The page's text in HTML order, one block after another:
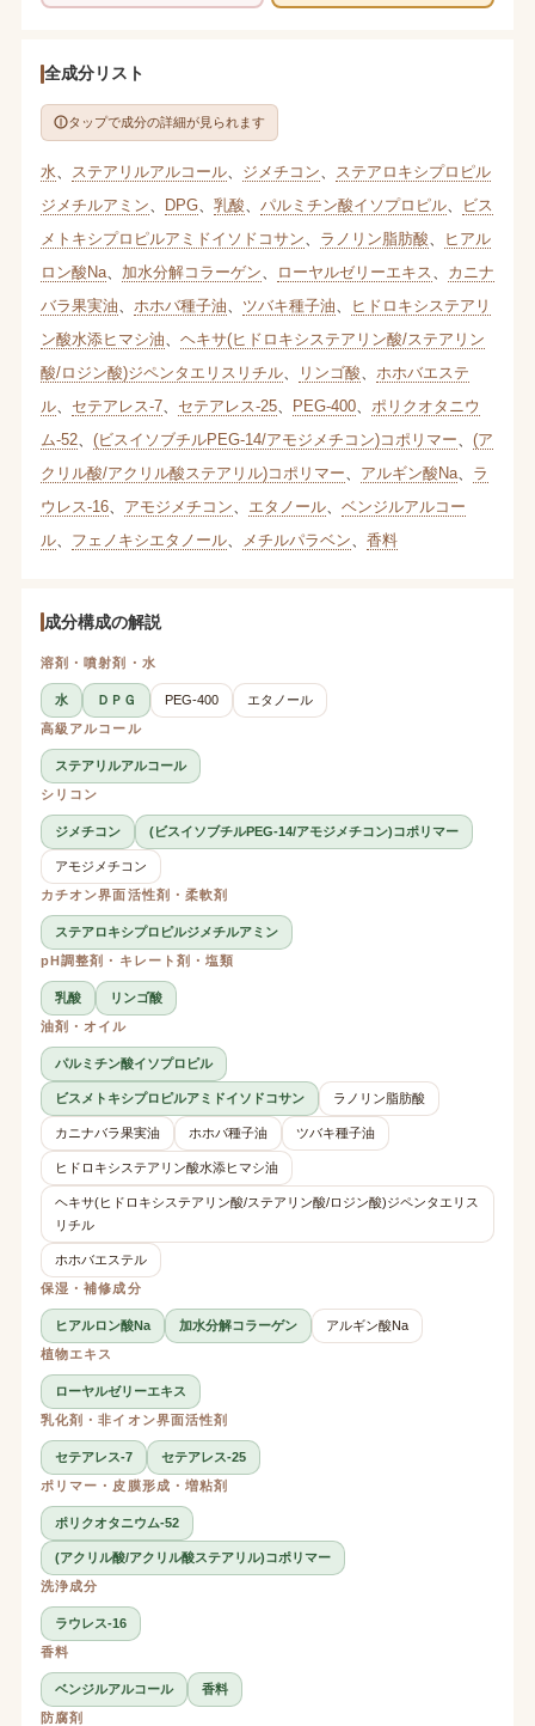
全成分リスト
タップで成分の詳細が見られます
水 ステアリルアルコール、 ジメチコン
ステアロキシプロピル
ジメチルアミン
DPG、 乳酸 パルミチン酸イソプロピル、
ビス
メトキシプロピルアミドイソドコサン
ラノリン脂肪酸
ヒアル
ロン酸Na、 加水分解コラーゲン ローヤルゼリーエキス
カニナ
バラ果実油
ホホバ種子油 ツバキ種子油
ヒドロキシステアリ
ン酸水添ヒマシ油
ヘキサ(ヒドロキシステアリン酸/ステアリン
酸/ロジン酸)ジペンタエリスリチル、 リンゴ酸
ホホバエステ
ル、 セテアレス-7、 セテアレス-25、 PEG-400、 ポリクオタニウ
ム-52、 (ビスイソブチルPEG-14/アモジメチコン)コポリマー
(ア
クリル酸/アクリル酸ステアリル)コポリマー
アルギン酸Na、 ラ
ウレス-16、 アモジメチコン エタノール、 ベンジルアルコー
ル、 フェノキシエタノール、 メチルパラベン 香料
成分構成の解説
溶剤・噴射剤・水
水 ＤＰＧ PEG-400
エタノール
高級アルコール
ステアリルアルコール
シリコン
ジメチコン (ビスイソブチルPEG-14/アモジメチコン)コポリマー
アモジメチコン
カチオン界面活性剤・柔軟剤
ステアロキシプロピルジメチルアミン
pH調整剤・キレート剤・塩類
乳酸
リンゴ酸
油剤・オイル
パルミチン酸イソプロピル
ビスメトキシプロピルアミドイソドコサン ラノリン脂肪酸
カニナバラ果実油 ホホバ種子油 ツバキ種子油
ヒドロキシステアリン酸水添ヒマシ油
ヘキサ(ヒドロキシステアリン酸/ステアリン酸/ロジン酸)ジペンタエリス
リチル
ホホバエステル
保湿・補修成分
ヒアルロン酸Na 加水分解コラーゲン
アルギン酸Na
植物エキス
ローヤルゼリーエキス
乳化剤・非イオン界面活性剤
セテアレス-7
セテアレス-25
ポリマー・皮膜形成・増粘剤
ポリクオタニウム-52
(アクリル酸/アクリル酸ステアリル)コポリマー
洗浄成分
ラウレス-16
香料
ベンジルアルコール
香料
防腐剤